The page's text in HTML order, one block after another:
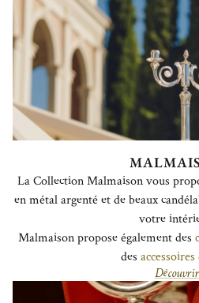
La Collection Malmaison vous
en métal argenté et de beaux
votre
Malmaison propose également des
des
Découvrir